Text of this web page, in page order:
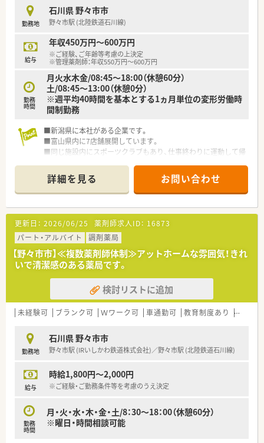
勤務地
石川県 野々市市
野々市駅 (北陸鉄道石川線)
給与
年収450万円～600万円
※ご経験、ご年齢等考慮の上決定
※管理薬剤師：年収550万円～600万円
勤務
時間
月火水木金/08:45～18:00（休憩60分）
土/08:45～13:00（休憩0分）
※週平均40時間を基本とする1ヵ月単位の変形労働時
間制勤務
■新潟県に本社がある企業です。
■富山県内に7店舗展開しています。
■同じ施設内にスポーツクラブもあり、仕事終わりに運動して帰
詳細を見る お問い合わせ
更新日： 2026/06/25 薬剤師求人ID： 16873
パート・アルバイト
調剤薬局
【野々市市】≪複数薬剤師体制≫アットホームな雰囲気！きれ
いで清潔感のある薬局です。
検討リストに追加
未経験可 ブランク可 Ｗワーク可 車通勤可 教育制度あり 大手チ
勤務地
石川県 野々市市
野々市駅 (IRいしかわ鉄道株式会社)／野々市駅 (北陸鉄道石川線)
給与
時給1,800円～2,000円
※ご経験・ご勤務条件等を考慮のうえ決定
勤務
時間
月・火・水・木・金・土/8：30～18：00（休憩60分）
※曜日・時間相談可能